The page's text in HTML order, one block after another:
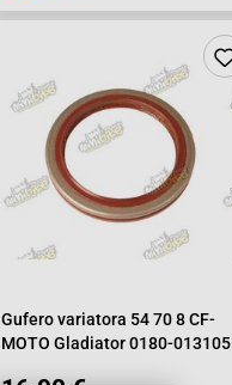
Gufero variatora 54 70 8 CF-
MOTO Gladiator 0180-013105